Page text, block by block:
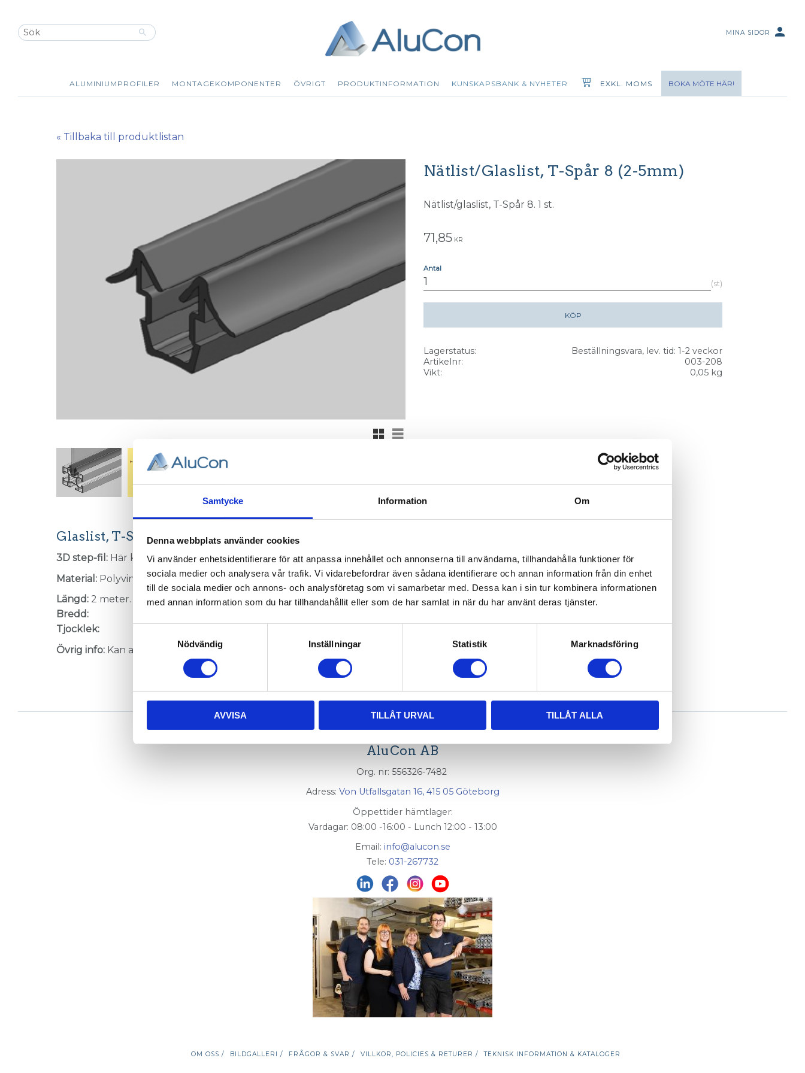
Samtycke Information Om
Denna webbplats använder cookies
Vi använder enhetsidentifierare för att anpassa innehållet och annonserna till användarna, tillhandahålla funktioner för
sociala medier och analysera vår trafik. Vi vidarebefordrar även sådana identifierare och annan information från din enhet
till de sociala medier och annons- och analysföretag som vi samarbetar med. Dessa kan i sin tur kombinera informationen
med annan information som du har tillhandahållit eller som de har samlat in när du har använt deras tjänster.
Nödvändig
Inställningar Statistik Marknadsföring
AVVISA TILLÅT URVAL TILLÅT ALLA
MINA SIDOR person
ALUMINIUMPROFILER MONTAGEKOMPONENTER ÖVRIGT PRODUKTINFORMATION KUNSKAPSBANK & NYHETER EXKL. MOMS BOKA MÖTE HÄR!
« Tillbaka till produktlistan
Nätlist/Glaslist, T-Spår 8 (2-5mm)
Nätlist/glaslist, T-Spår 8. 1 st.
Rutnätsvy
Listvy
71,85KR
Antal
st
KÖP
Lagerstatus
Beställningsvara, lev. tid: 1-2 veckor
Artikelnr
003-208
Vikt
0,05 kg
Glaslist, T-Spår 8.
3D step-fil: Här kan du hämta en 3D step-fil003-208
Material: Polyvinylklorid, svart.
Längd: 2 meter.
Bredd:
Tjocklek:
Övrig info: Kan användas som både Nätlist och glaslist för skivor med tjocklek 2-5mm.
AluCon AB
Org. nr: 556326-7482
Adress: Von Utfallsgatan 16, 415 05 Göteborg
Öppettider hämtlager:
Vardagar: 08:00 -16:00 - Lunch 12:00 - 13:00
Email: info@alucon.se
Tele: 031-267732
OM OSS / BILDGALLERI / FRÅGOR & SVAR / VILLKOR, POLICIES & RETURER / TEKNISK INFORMATION & KATALOGER